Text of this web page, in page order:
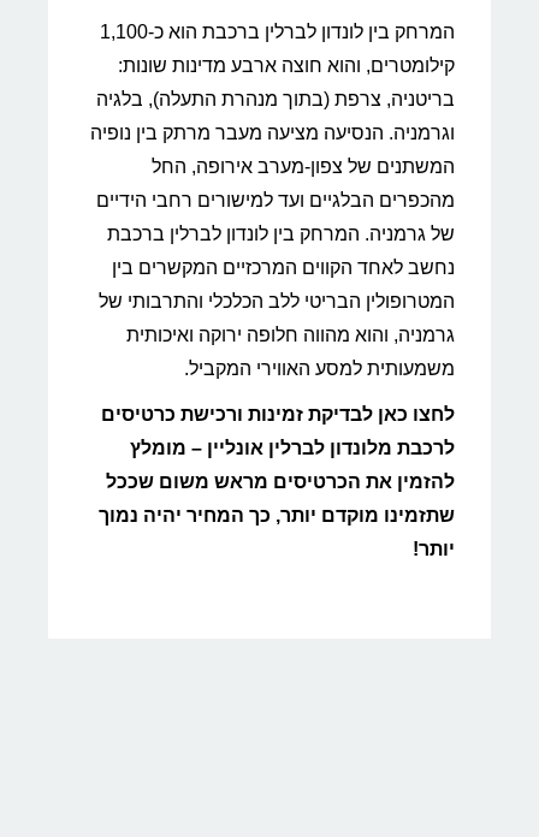
המרחק בין לונדון לברלין ברכבת הוא כ-1,100
קילומטרים, והוא חוצה ארבע מדינות שונות:
בריטניה, צרפת (בתוך מנהרת התעלה), בלגיה
וגרמניה. הנסיעה מציעה מעבר מרתק בין נופיה
המשתנים של צפון-מערב אירופה, החל
מהכפרים הבלגיים ועד למישורים רחבי הידיים
של גרמניה. המרחק בין לונדון לברלין ברכבת
נחשב לאחד הקווים המרכזיים המקשרים בין
המטרופולין הבריטי ללב הכלכלי והתרבותי של
גרמניה, והוא מהווה חלופה ירוקה ואיכותית
משמעותית למסע האווירי המקביל.
לחצו כאן לבדיקת זמינות ורכישת כרטיסים
לרכבת מלונדון לברלין אונליין – מומלץ
להזמין את הכרטיסים מראש משום שככל
שתזמינו מוקדם יותר, כך המחיר יהיה נמוך
יותר!